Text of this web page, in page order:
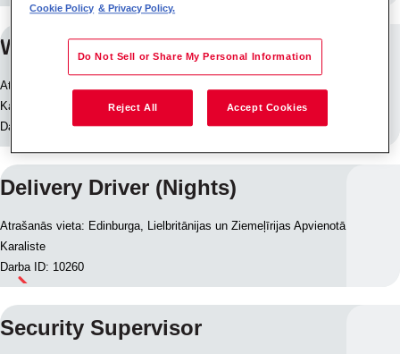
Warehouse Operative Vaults
Atrašanās vieta: Harwich, Lielbritānijas un Ziemeļīrijas Apvienotā
Karaliste
Darba ID: 10235
Delivery Driver (Nights)
Atrašanās vieta: Edinburga, Lielbritānijas un Ziemeļīrijas Apvienotā
Karaliste
Darba ID: 10260
Security Supervisor
Cookie Policy & Privacy Policy.
Do Not Sell or Share My Personal Information
Reject All Accept Cookies